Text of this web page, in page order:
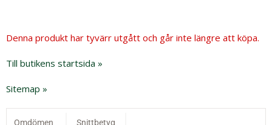
Denna produkt har tyvärr utgått och går inte längre att köpa.
Till butikens startsida »
Sitemap »